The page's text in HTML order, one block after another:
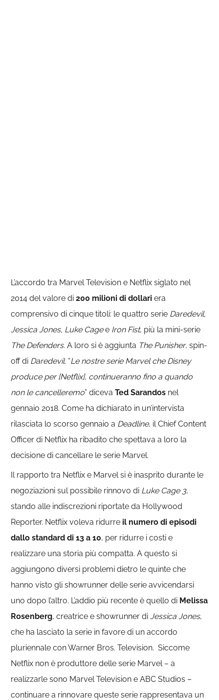
L’accordo tra Marvel Television e Netflix siglato nel
2014 del valore di200 milioni di dollari era
comprensivo di cinque titoli: le quattro serie Daredevil,
Jessica Jones, Luke Cagee Iron Fist, più la mini-serie
The Defenders. A loro si è aggiunta The Punisher, spin-
off di Daredevil. “Le nostre serie Marvel che Disney
produce per [Netflix], continueranno fino a quando
non le cancelleremo” dicevaTed Sarandos nel
gennaio 2018. Come ha dichiarato in un’intervista
rilasciata lo scorso gennaio a Deadline, il Chief Content
Officer di Netflix ha ribadito che spettava a loro la
decisione di cancellare le serie Marvel.
Il rapporto tra Netflix e Marvel si è inasprito durante le
negoziazioni sul possibile rinnovo di Luke Cage 3,
stando alle indiscrezioni riportate da Hollywood
Reporter. Netflix voleva ridurre il numero di episodi
dallo standard di 13 a 10, per ridurre i costi e
realizzare una storia più compatta. A questo si
aggiungono diversi problemi dietro le quinte che
hanno visto gli showrunner delle serie avvicendarsi
uno dopo l’altro. L’addio più recente è quello di Melissa
Rosenberg, creatrice e showrunner diJessica Jones,
che ha lasciato la serie in favore di un accordo
pluriennale con Warner Bros. Television. Siccome
Netflix non è produttore delle serie Marvel – a
realizzarle sono Marvel Television e ABC Studios –
continuare a rinnovare queste serie rappresentava un